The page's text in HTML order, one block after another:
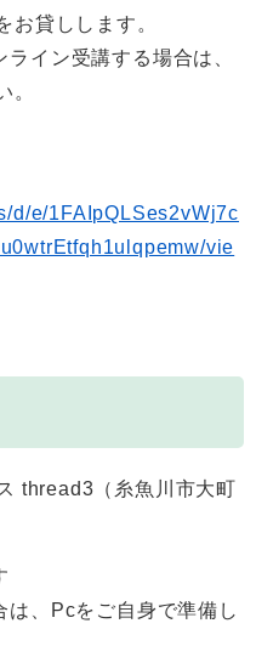
ます。
する場合は、
。
d/e/1FAIpQLSes2vWj7c
vie
thread3（糸魚川市大町
、Pcをご自身で準備し